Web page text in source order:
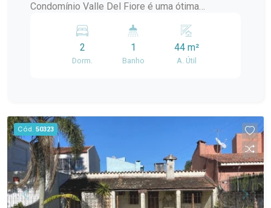
Condomínio Valle Del Fiore é uma ótima
Pelotas, o imóvel está em uma região tranquila,
com fácil acesso a supermercados, escolas,
farmácias, comércios e demais serviços
Cozinha integrada à sala, proporcionando
praticidade e melhor aproveitamento dos
ambientes; Banheiro completo; 1 vaga de
garagem privativa, oferecendo mais segurança e
comodidade. Uma excelente opção para quem
deseja morar em um condomínio que oferece
2
Dorm.
1
Banho
44 m²
A. Útil
Cód. 50323